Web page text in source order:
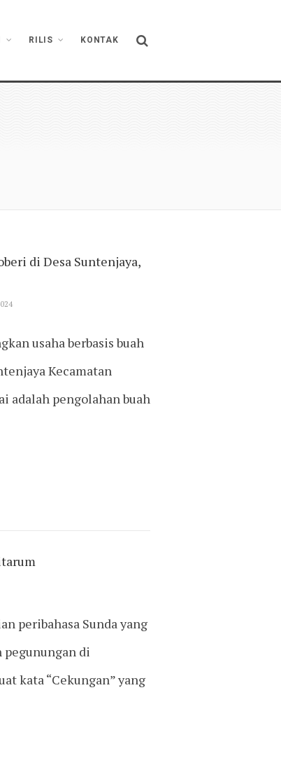
RILIS KONTAK
di Desa Suntenjaya,
usaha berbasis buah
Kecamatan
adalah pengolahan buah
peribahasa Sunda yang
pegunungan di
kata “Cekungan” yang